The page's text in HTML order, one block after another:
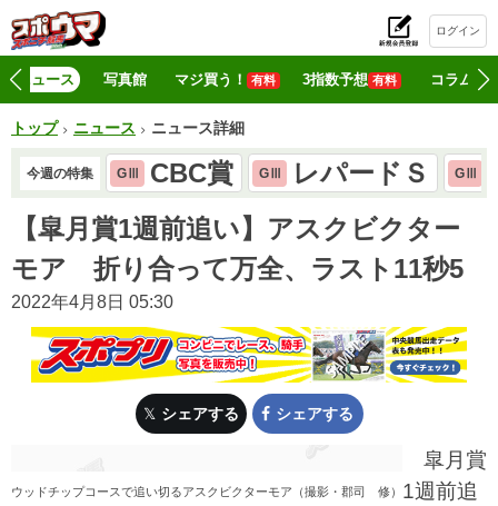
ログイン
ニュース 写真館 マジ買う！ 有料 3指数予想 有料 コラム
トップ ニュース ニュース詳細
今週の特集 GⅢ CBC賞 GⅢ レパードＳ GⅢ
【皐月賞1週前追い】アスクビクター
モア 折り合って万全、ラスト11秒5
2022年4月8日 05:30
シェアする シェアする
ウッドチップコースで追い切るアスクビクターモア（撮影・郡司 修）
皐月賞
1週前追